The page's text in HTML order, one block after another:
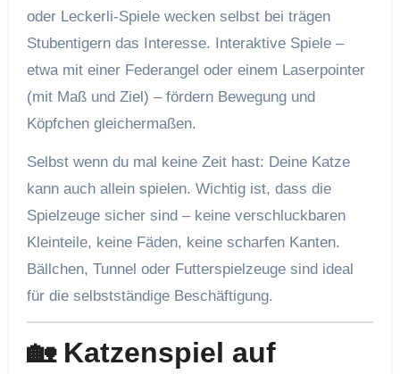
oder Leckerli-Spiele wecken selbst bei trägen
Stubentigern das Interesse. Interaktive Spiele –
etwa mit einer Federangel oder einem Laserpointer
(mit Maß und Ziel) – fördern Bewegung und
Köpfchen gleichermaßen.
Selbst wenn du mal keine Zeit hast: Deine Katze
kann auch allein spielen. Wichtig ist, dass die
Spielzeuge sicher sind – keine verschluckbaren
Kleinteile, keine Fäden, keine scharfen Kanten.
Bällchen, Tunnel oder Futterspielzeuge sind ideal
für die selbstständige Beschäftigung.
🏡 Katzenspiel auf